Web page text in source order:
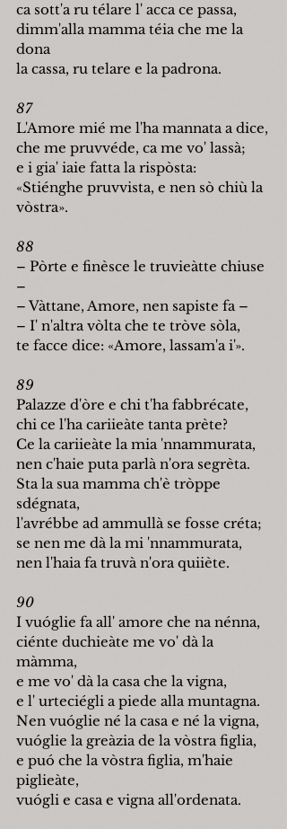
ca sott'a ru télare l' acca ce passa,
dimm'alla mamma téia che me la
dona
la cassa, ru telare e la padrona.
87
L'Amore mié me l'ha mannata a dice,
che me pruvvéde, ca me vo' lassà;
e i gia' iaie fatta la rispòsta:
«Stiénghe pruvvista, e nen sò chiù la
vòstra».
88
– Pòrte e finèsce le truvieàtte chiuse
–
– Vàttane, Amore, nen sapiste fa –
– I' n'altra vòlta che te tròve sòla,
te facce dice: «Amore, lassam'a i'».
89
Palazze d'òre e chi t'ha fabbrécate,
chi ce l'ha cariieàte tanta prète?
Ce la cariieàte la mia 'nnammurata,
nen c'haie puta parlà n'ora segrèta.
Sta la sua mamma ch'è tròppe
sdégnata,
l'avrébbe ad ammullà se fosse créta;
se nen me dà la mi 'nnammurata,
nen l'haia fa truvà n'ora quiiète.
90
I vuóglie fa all' amore che na nénna,
ciénte duchieàte me vo' dà la
màmma,
e me vo' dà la casa che la vigna,
e l' urteciégli a piede alla muntagna.
Nen vuóglie né la casa e né la vigna,
vuóglie la greàzia de la vòstra figlia,
e puó che la vòstra figlia, m'haie
piglieàte,
vuógli e casa e vigna all'ordenata.